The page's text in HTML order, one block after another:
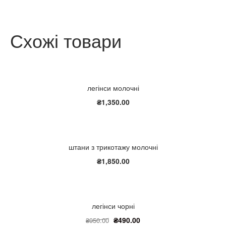
Схожі товари
легінси молочні
₴1,350.00
штани з трикотажу молочні
₴1,850.00
легінси чорні
₴950.00 ₴490.00